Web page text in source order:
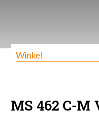
Winkel
MS 462 C-M